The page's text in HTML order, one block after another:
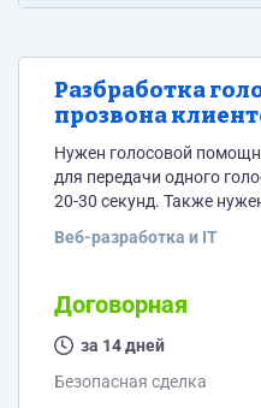
Разбработка
прозвона
Нужен голосовой
для передачи одного
20-30 секунд. Также нужен голосовой бот для
Веб-разработка и IT
Договорная
за 14 дней
Безопасная сделка